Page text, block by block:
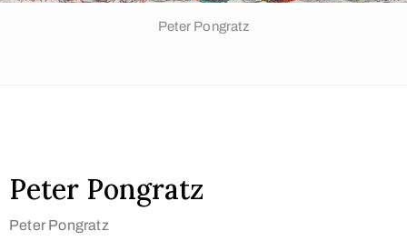
Peter Pongratz
Peter Pongratz
Peter Pongratz